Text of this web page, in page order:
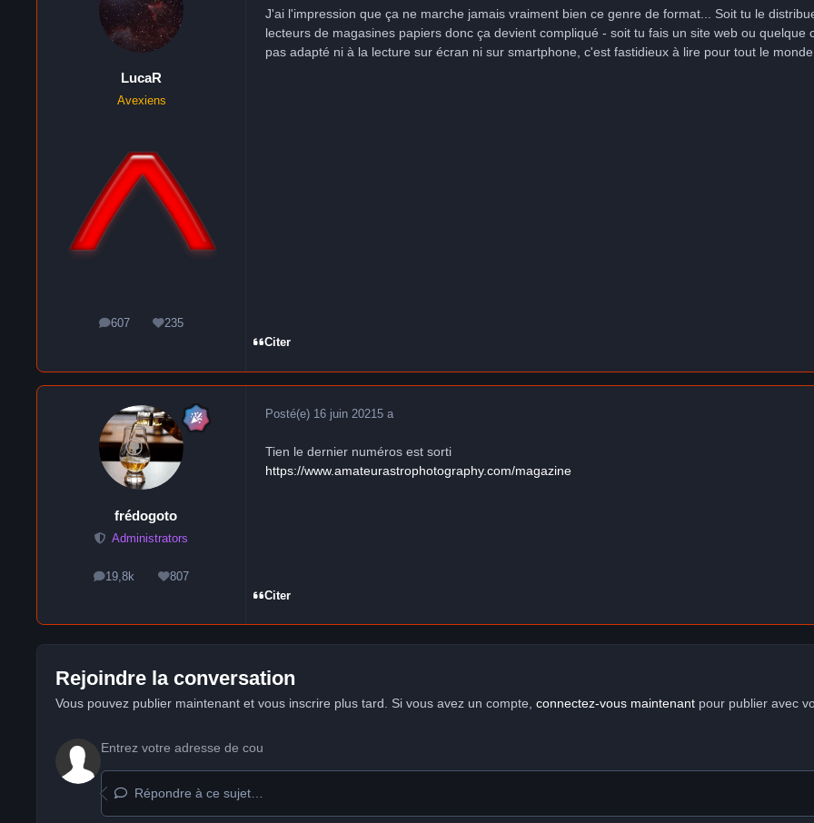
LucaR
Avexiens
607
messages235
Réputation
J'ai l'impression que ça ne marche jamais vraiment bien ce genre de format... Soit tu le
lecteurs de magasines papiers donc ça devient compliqué - soit tu fais un site web ou
pas adapté ni à la lecture sur écran ni sur smartphone, c'est fastidieux à lire pour tout le
Citer
frédogoto
Administrators
19,8k
messages807
Réputation
Posté(e) 16 juin 20215 a
Tien le dernier numéros est sorti
https://www.amateurastrophotography.com/magazine
Citer
Rejoindre la conversation
Vous pouvez publier maintenant et vous inscrire plus tard. Si vous avez un compte, connectez-vous maintenantpour publier avec
Répondre à ce sujet…